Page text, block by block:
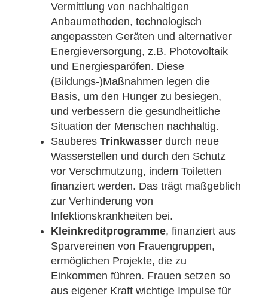
Vermittlung von nachhaltigen
Anbaumethoden, technologisch
angepassten Geräten und alternativer
Energieversorgung, z.B. Photovoltaik
und Energiesparöfen. Diese
(Bildungs-)Maßnahmen legen die
Basis, um den Hunger zu besiegen,
und verbessern die gesundheitliche
Situation der Menschen nachhaltig.
Sauberes Trinkwasser durch neue
Wasserstellen und durch den Schutz
vor Verschmutzung, indem Toiletten
finanziert werden. Das trägt maßgeblich
zur Verhinderung von
Infektionskrankheiten bei.
Kleinkreditprogramme, finanziert aus
Sparvereinen von Frauengruppen,
ermöglichen Projekte, die zu
Einkommen führen. Frauen setzen so
aus eigener Kraft wichtige Impulse für